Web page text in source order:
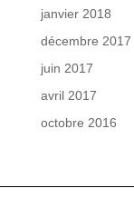
janvier 2018
décembre 2017
juin 2017
avril 2017
octobre 2016